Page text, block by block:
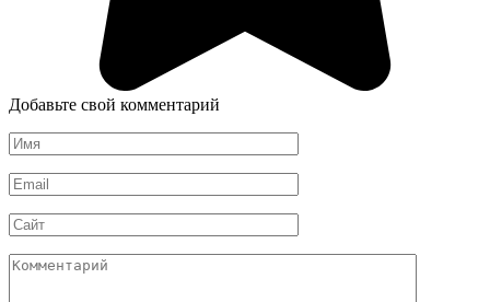
Добавьте свой комментарий
Имя
*
Email
*
Сайт
Комментарий